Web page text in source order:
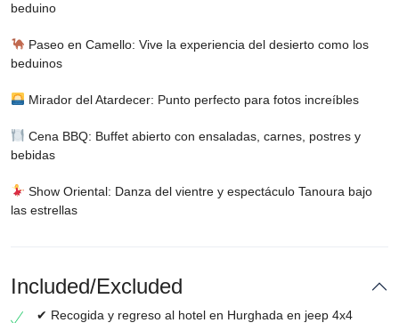
beduino
Paseo en Camello: Vive la experiencia del desierto como los
beduinos
Mirador del Atardecer: Punto perfecto para fotos increíbles
Cena BBQ: Buffet abierto con ensaladas, carnes, postres y
bebidas
Show Oriental: Danza del vientre y espectáculo Tanoura bajo
las estrellas
Included/Excluded
✔ Recogida y regreso al hotel en Hurghada en jeep 4x4